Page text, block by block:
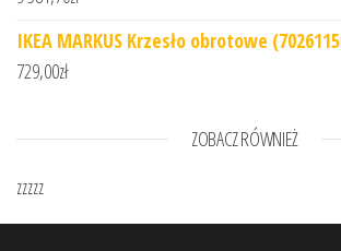
IKEA MARKUS Krzesło obrotowe
729,00zł
ZOBACZ RÓWNIEŻ
zzzzz